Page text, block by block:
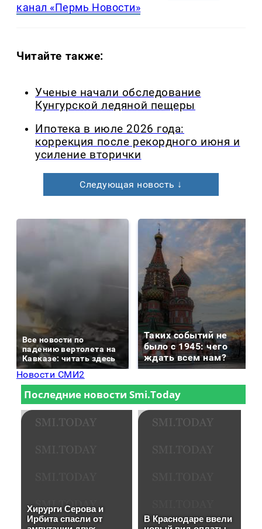
канал «Пермь Новости»
Читайте также:
Ученые начали обследование
Кунгурской ледяной пещеры
Ипотека в июле 2026 года:
коррекция после рекордного июня и
усиление вторички
Следующая новость ↓
Все новости по
падению вертолета на
Кавказе: читать здесь
Таких событий не
было с 1945: чего
ждать всем нам?
Новости СМИ2